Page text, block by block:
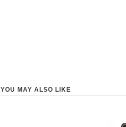
YOU MAY ALSO LIKE